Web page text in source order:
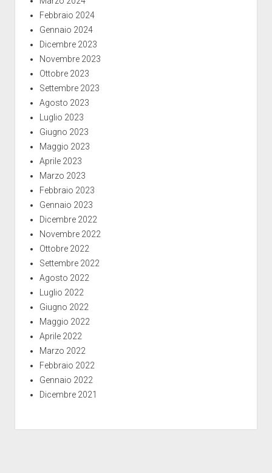
Febbraio 2024
Gennaio 2024
Dicembre 2023
Novembre 2023
Ottobre 2023
Settembre 2023
Agosto 2023
Luglio 2023
Giugno 2023
Maggio 2023
Aprile 2023
Marzo 2023
Febbraio 2023
Gennaio 2023
Dicembre 2022
Novembre 2022
Ottobre 2022
Settembre 2022
Agosto 2022
Luglio 2022
Giugno 2022
Maggio 2022
Aprile 2022
Marzo 2022
Febbraio 2022
Gennaio 2022
Dicembre 2021